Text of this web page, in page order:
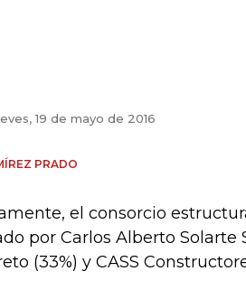
19 de mayo de 2016
PRADO
el consorcio
por Carlos Alberto Solarte
(33%) y CASS